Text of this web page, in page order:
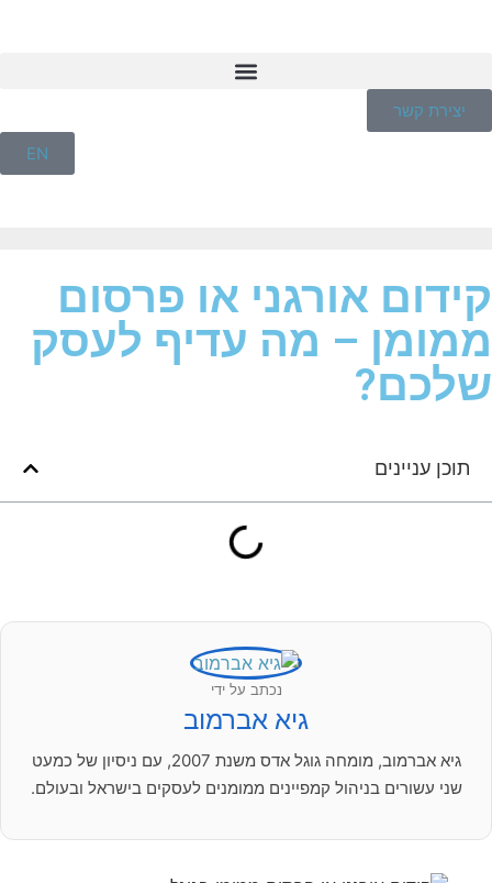
יצירת קשר
EN
קידום אורגני או פרסום
ממומן – מה עדיף לעסק
שלכם?
תוכן עניינים
נכתב על ידי
גיא אברמוב
גיא אברמוב, מומחה גוגל אדס משנת 2007, עם ניסיון של כמעט
שני עשורים בניהול קמפיינים ממומנים לעסקים בישראל ובעולם.